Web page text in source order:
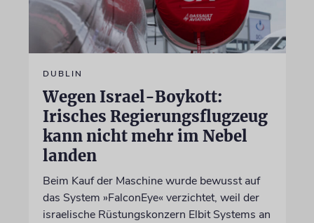
DUBLIN
Wegen Israel-Boykott:
Irisches Regierungsflugzeug
kann nicht mehr im Nebel
landen
Beim Kauf der Maschine wurde bewusst auf
das System »FalconEye« verzichtet, weil der
israelische Rüstungskonzern Elbit Systems an